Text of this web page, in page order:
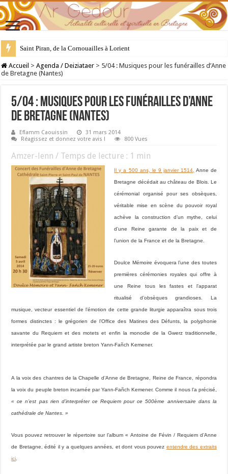
Saint Piran, de la Cornouailles à Lorient
28 juillet : Saint Samson de Dol, père de la Bretagne chrétienne
Accueil > Agenda / Deiziataer > 5/04 : Musiques pour les funérailles d’Anne
de Bretagne (Nantes)
5/04 : Musiques pour les funérailles d’Anne
de Bretagne (Nantes)
Eflamm Caouissin
31 mars 2014
Réagissez et donnez votre avis !
800 Vues
Amzer-lenn / Temps de lecture : 1 min
Il y a 500 ans, le 9 janvier 1514, Anne de
Bretagne décédait au château de Blois. Le
cérémonial organisé pour ses obsèques,
véritable mise en scène du pouvoir royal
achève la construction d’un mythe, celui
d’une Reine garante de la paix et de
l’union de la France et de la Bretagne.
Doulce Mémoire évoquera l’une des toutes
premières cérémonies royales qui offre à
une Reine tous les fastes et l’apparat
ritualisé d’obsèques grandioses. La
musique, vecteur essentiel de l’émotion de cette grande liturgie apparaîtra sous trois
formes distinctes : le grégorien de l’Office des Matines des Défunts, la polyphonie
savante du Requiem et des motets et enfin la monodie de la Gwerz traditionnelle,
interprétée par le grand artiste breton Yann-Fañch Kemener.
A la voix des chantres de la Chapelle d’Anne de Bretagne, Reine de France, répondra
la voix du peuple breton incarnée par Yann-Fañch Kemener. Comme il nous l’a précisé,
« ce n’est pas rien d’interpréter ce Requiem pour ce 500ème anniversaire dans la
cathédrale de Nantes. »
Vous pouvez retrouver le répertoire sur l’album « Antoine de Févin / Requiem d’Anne
de Bretagne, édité il y a quelques années, et dont vous pouvez entendre des extraits
ici